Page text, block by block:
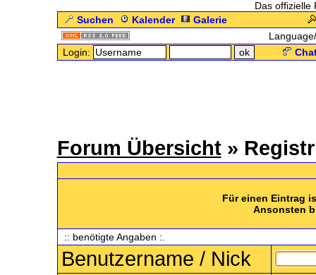
Das offizielle
Suchen
Kalender
Galerie
Login:
Forum Übersicht»
Für einen Eintrag
Ansonsten
:: benötigte Angaben :.
Benutzername / Nick